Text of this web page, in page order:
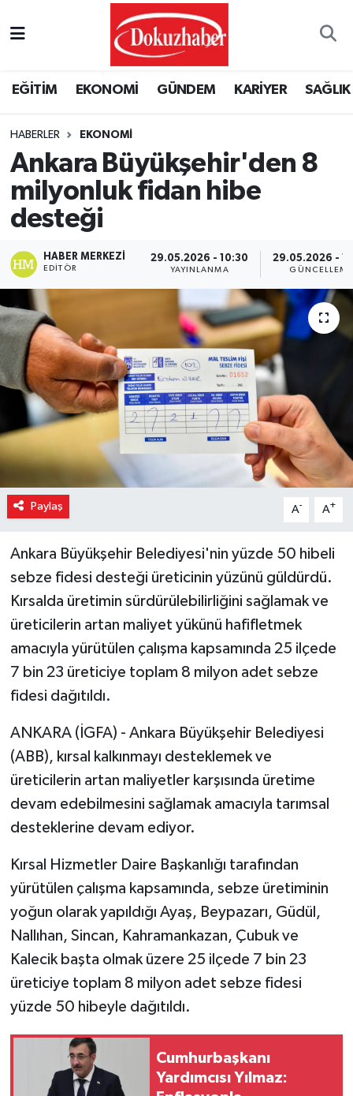
EĞİTİM EKONOMİ GÜNDEM KARİYER SAĞLIK
HABERLER EKONOMI
Ankara Büyükşehir'den 8
milyonluk fidan hibe
desteği
HABER MERKEZI
EDITÖR
29.05.2026 - 10:30
YAYINLANMA
29.05.2026 -
GÜNCELLEME
Paylaş A- A+
Ankara Büyükşehir Belediyesi'nin yüzde 50 hibeli
sebze fidesi desteği üreticinin yüzünü güldürdü.
Kırsalda üretimin sürdürülebilirliğini sağlamak ve
üreticilerin artan maliyet yükünü hafifletmek
amacıyla yürütülen çalışma kapsamında 25 ilçede
7 bin 23 üreticiye toplam 8 milyon adet sebze
fidesi dağıtıldı.
ANKARA (İGFA) - Ankara Büyükşehir Belediyesi
(ABB), kırsal kalkınmayı desteklemek ve
üreticilerin artan maliyetler karşısında üretime
devam edebilmesini sağlamak amacıyla tarımsal
desteklerine devam ediyor.
Kırsal Hizmetler Daire Başkanlığı tarafından
yürütülen çalışma kapsamında, sebze üretiminin
yoğun olarak yapıldığı Ayaş, Beypazarı, Güdül,
Nallıhan, Sincan, Kahramankazan, Çubuk ve
Kalecik başta olmak üzere 25 ilçede 7 bin 23
üreticiye toplam 8 milyon adet sebze fidesi
yüzde 50 hibeyle dağıtıldı.
Cumhurbaşkanı
Yardımcısı Yılmaz:
Puan Durumu ve Fikstür
Tüm Manşetler
Son Dakika Haberleri
Haber Arşivi